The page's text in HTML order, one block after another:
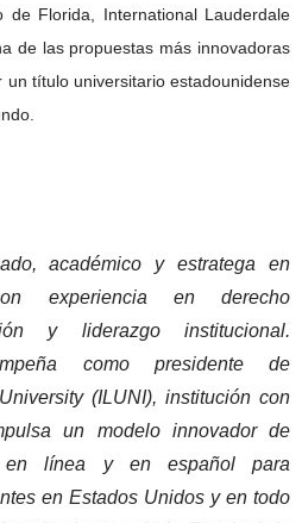
de Florida, International Lauderdale
de las propuestas más innovadoras
un título universitario estadounidense
académico y estratega en
experiencia en derecho
y liderazgo institucional.
como presidente de
(ILUNI), institución con
un modelo innovador de
en línea y en español para
en Estados Unidos y en todo